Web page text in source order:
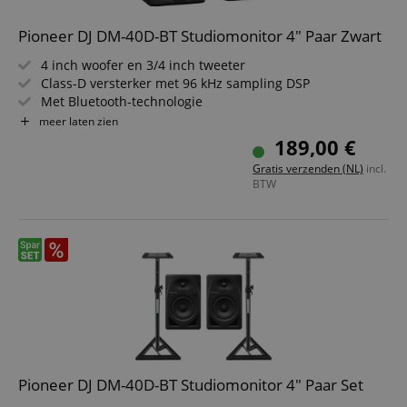
Pioneer DJ DM-40D-BT Studiomonitor 4" Paar Zwart
4 inch woofer en 3/4 inch tweeter
Class-D versterker met 96 kHz sampling DSP
Met Bluetooth-technologie
2-weg bassreflex actieve monitorluidspreker
Eenvoudige integratie met DJ- en productieapparatuur
Stijlvol design, verkrijgbaar in twee kleuren
meer laten zien
189,00 €
Gratis verzenden (NL) incl.
BTW
Pioneer DJ DM-40D-BT Studiomonitor 4" Paar Set
correct worden gebruikt.
Naam
Aanbieder /
Domein
Vervaldatum
CookieScriptConsent
CookieScript
.kirstein.nl
maand
.amazon.com
FPGSID
.kirstein.nl
29 minuten
Google Privacy Policy